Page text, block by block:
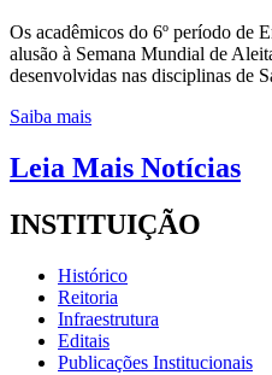
Os acadêmicos do 6º período de
alusão à Semana Mundial de
desenvolvidas nas disciplinas de
Saiba mais
Leia Mais Notícias
INSTITUIÇÃO
Histórico
Reitoria
Infraestrutura
Editais
Publicações Institucionais